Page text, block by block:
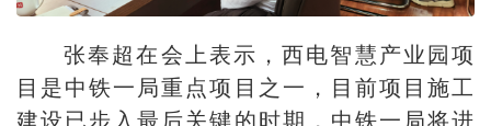
张奉超在会上表示，西电智慧产业园项
目是中铁一局重点项目之一，目前项目施工
建设已步入最后关键的时期，中铁一局将进